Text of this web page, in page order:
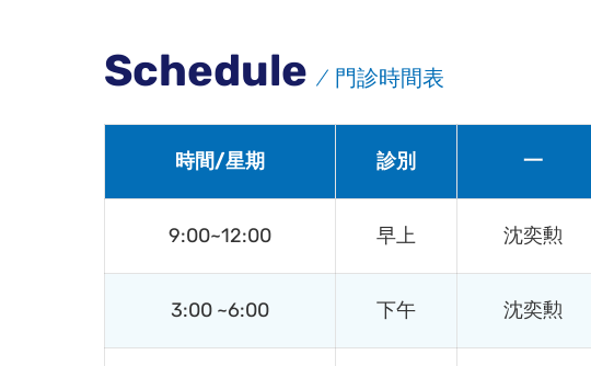
Schedule 門診時間表
時間/星期
9:00~12:00
3:00 ~6:00
診別 一
早上 沈奕勲
下午 沈奕勲